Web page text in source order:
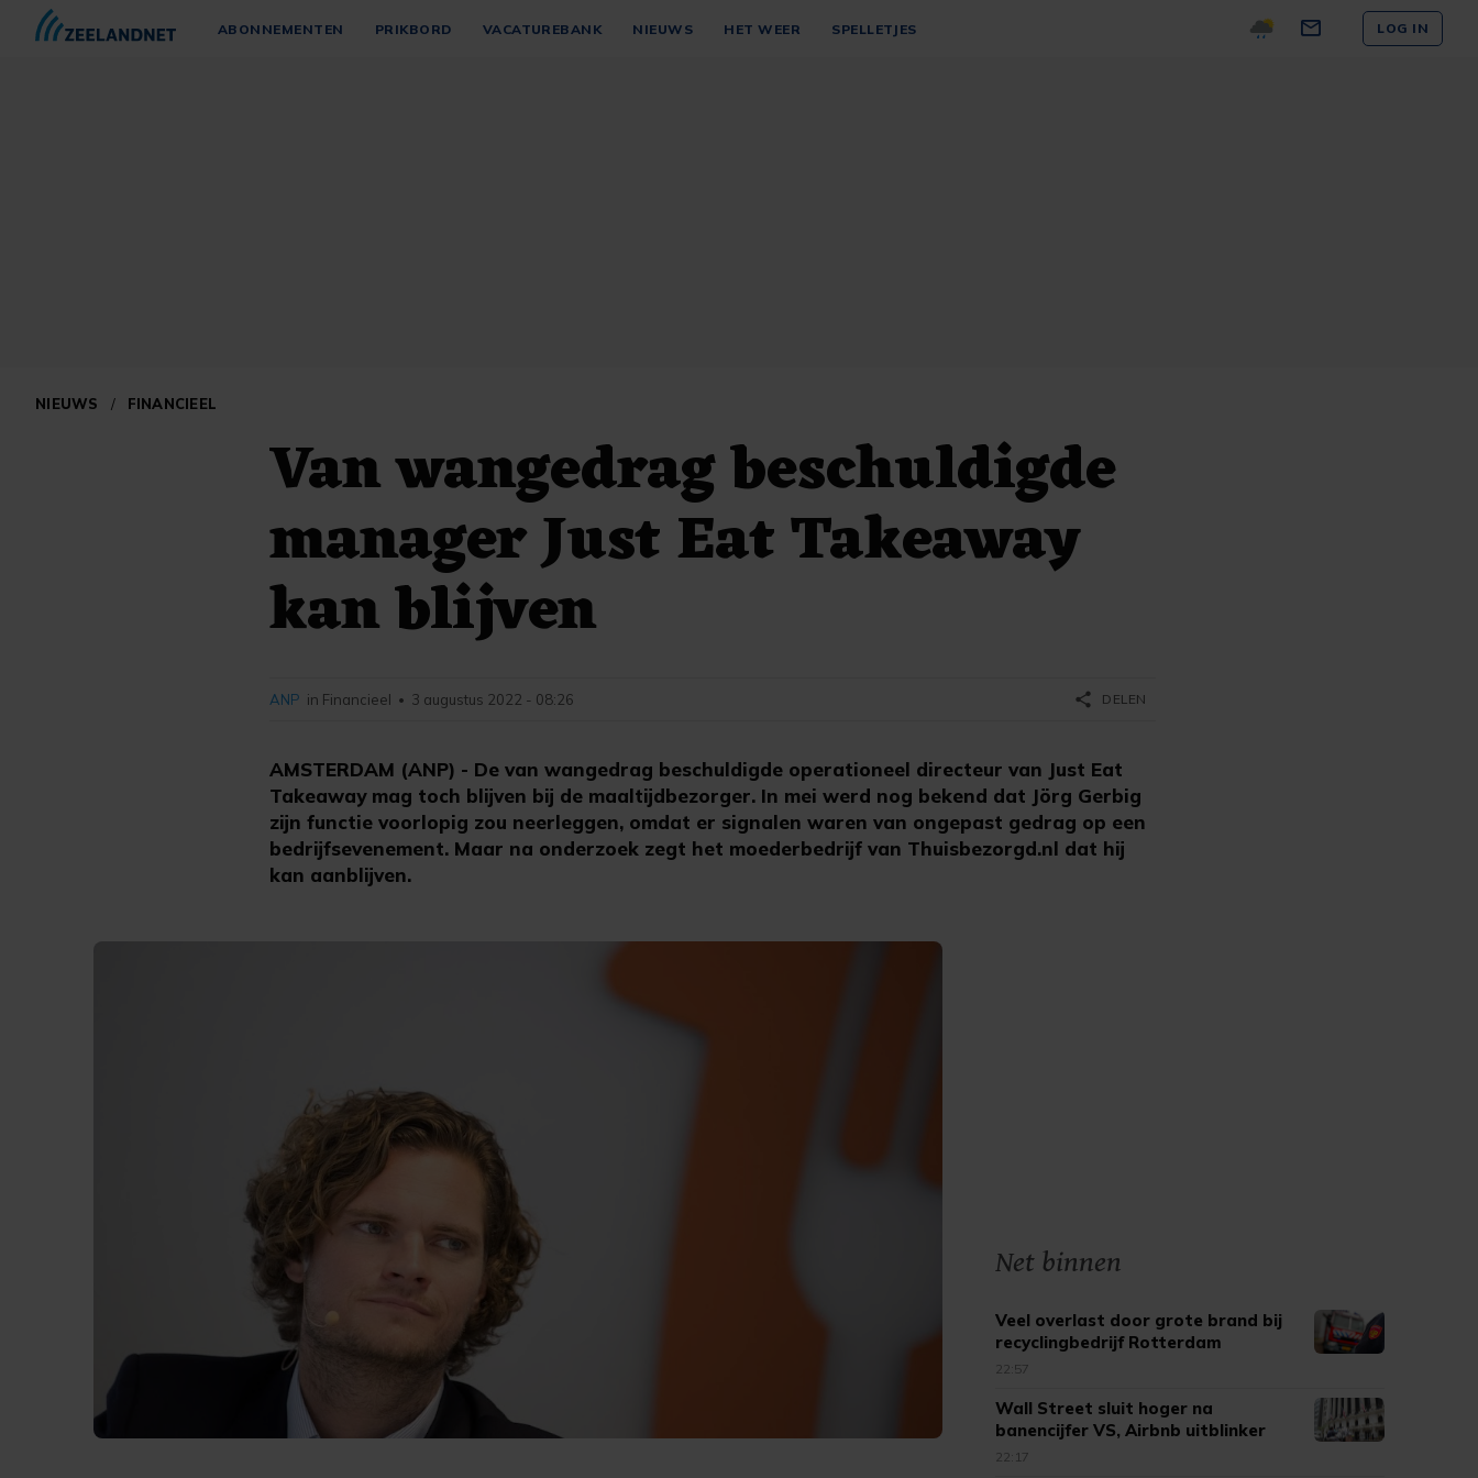
ABONNEMENTEN PRIKBORD VACATUREBANK NIEUWS HET WEER SPELLETJES LOG IN
NIEUWS / FINANCIEEL
Van wangedrag beschuldigde
manager Just Eat Takeaway
kan blijven
AMSTERDAM (ANP) - De van wangedrag beschuldigde operationeel directeur van Just Eat
Takeaway mag toch blijven bij de maaltijdbezorger. In mei werd nog bekend dat Jörg Gerbig
zijn functie voorlopig zou neerleggen, omdat er signalen waren van ongepast gedrag op een
bedrijfsevenement. Maar na onderzoek zegt het moederbedrijf van Thuisbezorgd.nl dat hij
kan aanblijven.
ANP in Financieel • 3 augustus 2022 - 08:26 share DELEN
Net binnen
Veel overlast door grote brand bij
recyclingbedrijf Rotterdam
22:57
Wall Street sluit hoger na
banencijfer VS, Airbnb uitblinker
22:17